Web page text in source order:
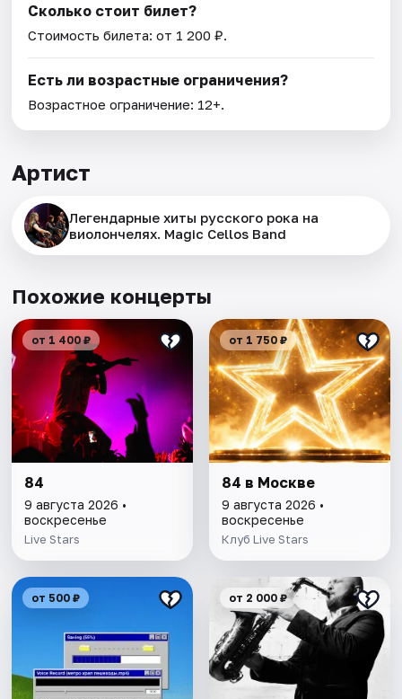
Сколько стоит билет?
Стоимость билета: от 1 200 ₽.
Есть ли возрастные ограничения?
Возрастное ограничение: 12+.
Артист
Легендарные хиты русского рока на
виолончелях. Magic Cellos Band
Похожие концерты
от 1 400 ₽
84
9 августа 2026 •
воскресенье
Live Stars
от 1 750 ₽
84 в Москве
9 августа 2026 •
воскресенье
Клуб Live Stars
от 500 ₽ от 2 000 ₽